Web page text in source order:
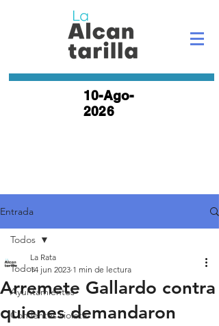
10-Ago-
2026
Entrada
Todos
Ayuntamientos
Con lentes violeta
Todos
Arremete Gallardo contra
quienes demandaron
La Rata
14 jun 2023 1 min de lectura